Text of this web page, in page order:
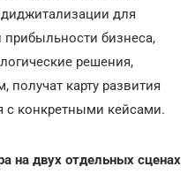
для
бизнеса,
решения,
карту развития
с конкретными кейсами.
на двух отдельных сценах